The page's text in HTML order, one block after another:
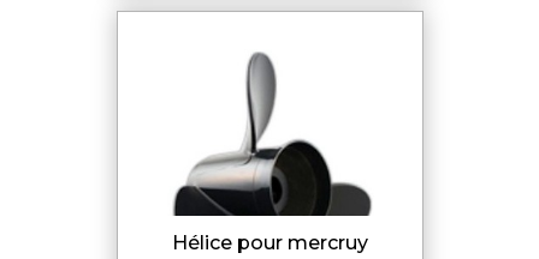
hélice pour mercruy